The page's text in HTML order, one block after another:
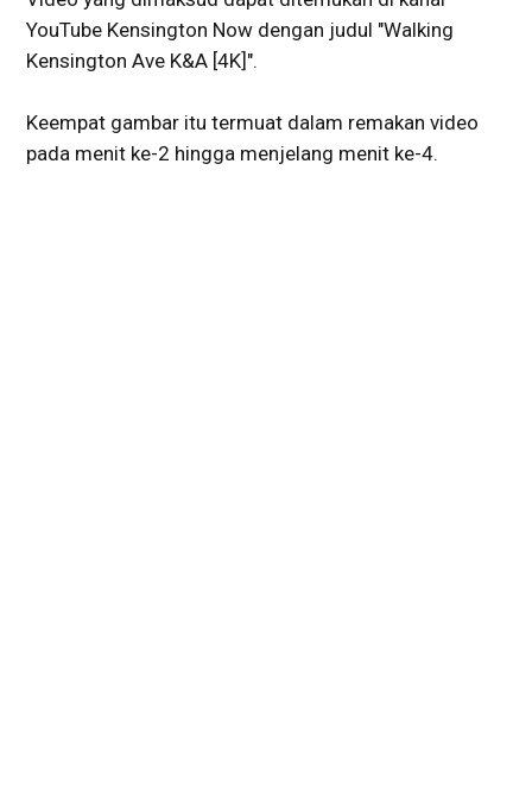
YouTube Kensington Now dengan judul "Walking
Kensington Ave K&A [4K]".
Keempat gambar itu termuat dalam remakan video
pada menit ke-2 hingga menjelang menit ke-4.